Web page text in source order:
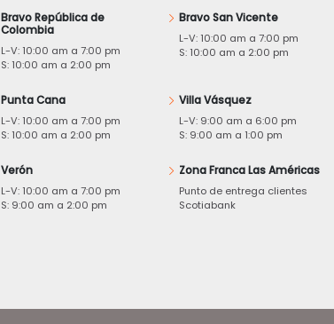
Bravo República de
Colombia
L-V: 10:00 am a 7:00 pm
S: 10:00 am a 2:00 pm
Bravo San Vicente
L-V: 10:00 am a 7:00 pm
S: 10:00 am a 2:00 pm
Punta Cana
L-V: 10:00 am a 7:00 pm
S: 10:00 am a 2:00 pm
Villa Vásquez
L-V: 9:00 am a 6:00 pm
S: 9:00 am a 1:00 pm
Verón
L-V: 10:00 am a 7:00 pm
S: 9:00 am a 2:00 pm
Zona Franca Las Américas
Punto de entrega clientes
Scotiabank